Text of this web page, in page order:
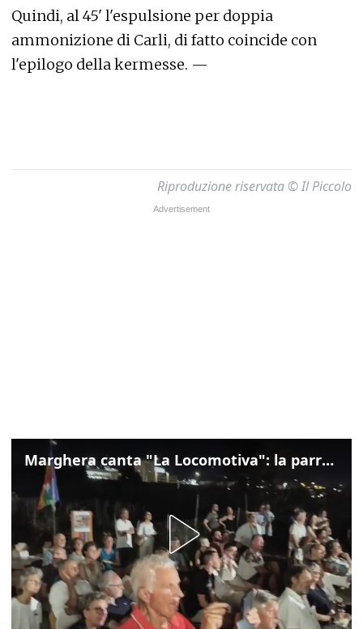
Quindi, al 45' l'espulsione per doppia
ammonizione di Carli, di fatto coincide con
l'epilogo della kermesse. —
Riproduzione riservata © Il Piccolo
Marghera canta "La Locomotiva": la parrocchia della Cita ricorda Guccini